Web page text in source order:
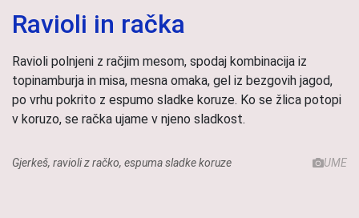
Ravioli in račka
Ravioli polnjeni z račjim mesom, spodaj kombinacija iz
topinamburja in misa, mesna omaka, gel iz bezgovih jagod,
po vrhu pokrito z espumo sladke koruze. Ko se žlica potopi
v koruzo, se račka ujame v njeno sladkost.
Gjerkeš, ravioli z račko, espuma sladke koruze UME